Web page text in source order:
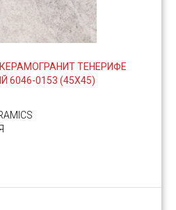
ТЕНЕРИФЕ
6046-0153 (45Х45)